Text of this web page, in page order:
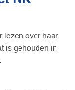
lezen over haar
is gehouden in